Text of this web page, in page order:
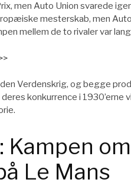
men Auto Union svarede
mesterskab, men
mellem de to rivaler var
Verdenskrig, og begge
konkurrence i 1930’erne
Kampen
Le Mans